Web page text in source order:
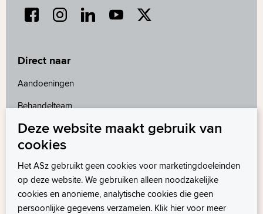
Direct naar
Aandoeningen
Behandelteam
Contact
Folders
MijnASz
Deze website maakt gebruik van
cookies
Het ASz gebruikt geen cookies voor marketingdoeleinden
op deze website. We gebruiken alleen noodzakelijke
cookies en anonieme, analytische cookies die geen
persoonlijke gegevens verzamelen. Klik hier voor meer